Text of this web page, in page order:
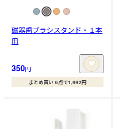
磁器歯ブラシスタンド・１本
用
350円
まとめ買い 6点で1,992円